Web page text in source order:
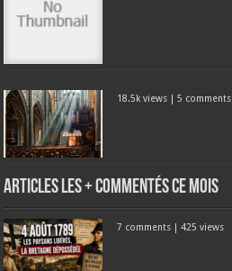
18.5k views |5 comments
Articles les + commentés ce mois
7 comments |425 views